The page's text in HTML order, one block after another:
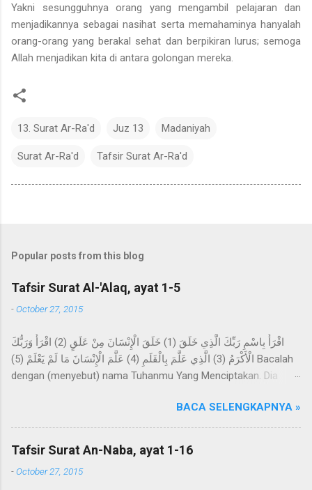
Yakni sesungguhnya orang yang mengambil pelajaran dan
menjadikannya sebagai nasihat serta memahaminya hanyalah
orang-orang yang berakal sehat dan berpikiran lurus; semoga
Allah menjadikan kita di antara golongan mereka.
13. Surat Ar-Ra'd Juz 13 Madaniyah
Surat Ar-Ra'd Tafsir Surat Ar-Ra'd
Popular posts from this blog
Tafsir Surat Al-'Alaq, ayat 1-5
-October 27, 2015
اقْرَأْ بِاسْمِ رَبِّكَ الَّذِي خَلَقَ (1) خَلَقَ الْإِنْسَانَ مِنْ عَلَقٍ (2) اقْرَأْ وَرَبُّكَ
الْأَكْرَمُ (3) الَّذِي عَلَّمَ بِالْقَلَمِ (4) عَلَّمَ الْإِنْسَانَ مَا لَمْ يَعْلَمْ (5) Bacalah
dengan (menyebut) nama Tuhanmu Yang Menciptakan. Dia
Tuhanmulah Yang Maha Pemurah, Yang mengajar (manusia)
dengan perantaraan qalam. Dia mengajarkan kepada manusia
apa yang tidak diketahuinya. Imam Ahmad mengatakan, telah
menceritakan kepada kami Abdur Razzaq, telah menceritakan
kepada kami Ma'mar, dari Az-Zuhri, dari Urwah, dari Aisyah
BACA SELENGKAPNYA »
Tafsir Surat An-Naba, ayat 1-16
-October 27, 2015